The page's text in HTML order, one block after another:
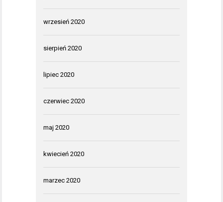
wrzesień 2020
sierpień 2020
lipiec 2020
czerwiec 2020
maj 2020
kwiecień 2020
marzec 2020